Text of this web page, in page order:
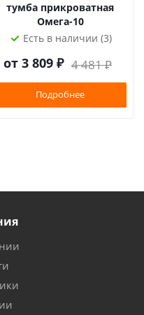
тумба прикроватная
Омега-10
Есть в наличии (3)
от 3 809 ₽ 4 481 ₽
Подробнее